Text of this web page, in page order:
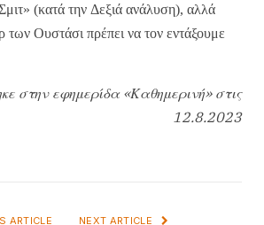
» (κατά την Δεξιά ανάλυση), αλλά
των Ουστάσι πρέπει να τον εντάξουμε
στην εφημερίδα «Καθημερινή» στις
12.8.2023
ARTICLE NEXT ARTICLE